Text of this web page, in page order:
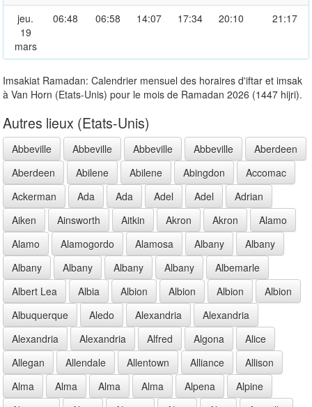
jeu.
19
mars
06:48 06:58 14:07 17:34 20:10 21:17
Imsakiat Ramadan: Calendrier mensuel des horaires d'iftar et imsak
à Van Horn (Etats-Unis) pour le mois de Ramadan 2026 (1447 hijri).
Autres lieux (Etats-Unis)
Abbeville Abbeville Abbeville Abbeville
Aberdeen
Aberdeen
Abilene Abilene Abingdon
Accomac
Ackerman
Ada Ada Adel Adel
Adrian
Aiken
Ainsworth Aitkin Akron Akron
Alamo
Alamo
Alamogordo Alamosa Albany
Albany
Albany
Albany Albany Albany
Albemarle
Albert Lea
Albia Albion Albion Albion
Albion
Albuquerque
Aledo Alexandria
Alexandria
Alexandria
Alexandria Alfred Algona
Alice
Allegan
Allendale Allentown Alliance
Allison
Alma
Alma Alma Alma Alpena
Alpine